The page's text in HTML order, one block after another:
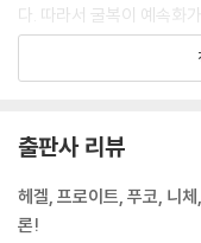
다. 따라서 굴복이 예속화
이 묻는 것이 이치에 맞을
이와 같은 기획은 정신의
종속된 자들의 주장을 뒤
으로 애착을 느낀다는 주
자신의 종속된 지위를 추
출판사 리뷰
헤겔, 프로이트, 푸코, 니
론!